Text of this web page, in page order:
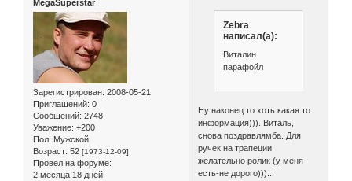
MegaSuperstar
Зарегистрирован: 2008-05-21
Приглашений: 0
Сообщений: 2748
Уважение: +200
Пол: Мужской
Возраст: 52 [1973-12-09]
Провел на форуме:
2 месяца 18 дней
Zebra
написал(а):
Виталин
парафойл
Ну наконец то хоть какая то
информация))). Виталь,
снова поздравлямба. Для
ручек на трапеции
желательно ролик (у меня
есть-не дорого)))...